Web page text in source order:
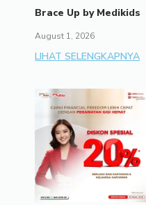
Brace Up by Medikids
August 1, 2026
LIHAT SELENGKAPNYA